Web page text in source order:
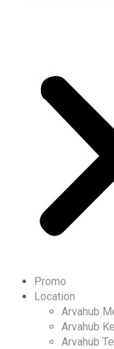
Promo
Location
Arvahub
Arvahub
Arvahub